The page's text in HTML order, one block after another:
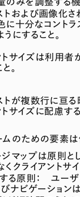
トおよび画像化
に十分なコントラ
にすること。
トサイズは利用者
。
トが複数行に亘る
トサイズに配慮する
ムのための要素は
ジマップは原則と
クライアントサイ
原則： ユーザ
ナビゲーション